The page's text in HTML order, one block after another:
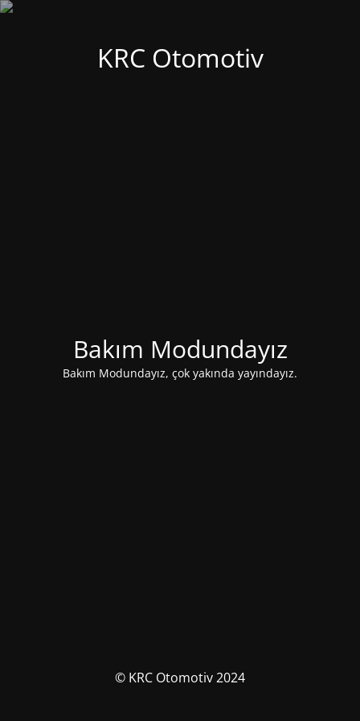
KRC Otomotiv
Bakım Modundayız
Bakım Modundayız, çok yakında yayındayız.
© KRC Otomotiv 2024